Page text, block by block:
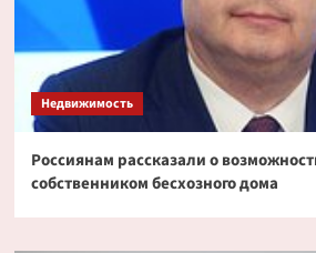
Недвижимость
Россиянам рассказали о
собственником бесхозного дома